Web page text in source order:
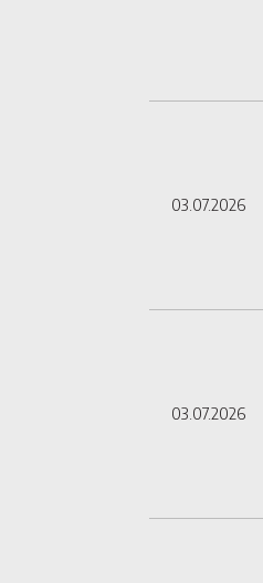
03.07.2026
03.07.2026